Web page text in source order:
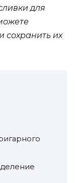
для
сохранить их